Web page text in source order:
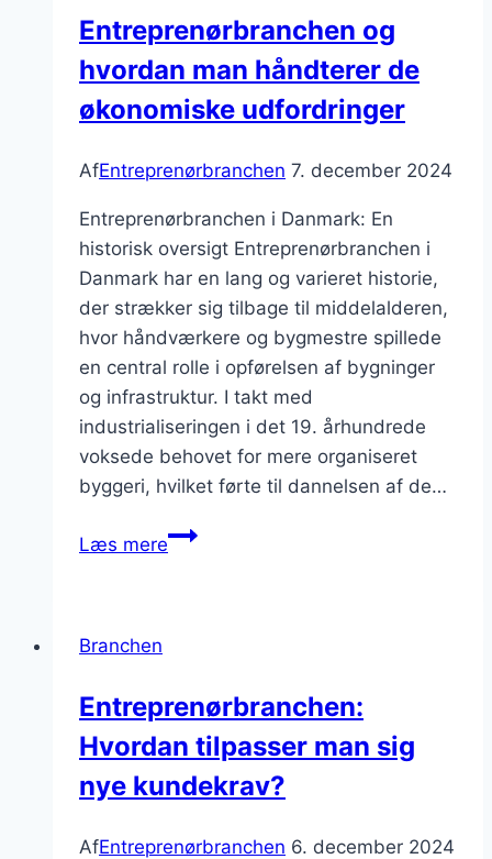
Entreprenørbranchen og
hvordan man håndterer de
økonomiske udfordringer
AfEntreprenørbranchen 7. december 2024
Entreprenørbranchen i Danmark: En
historisk oversigt Entreprenørbranchen i
Danmark har en lang og varieret historie,
der strækker sig tilbage til middelalderen,
hvor håndværkere og bygmestre spillede
en central rolle i opførelsen af bygninger
og infrastruktur. I takt med
industrialiseringen i det 19. århundrede
voksede behovet for mere organiseret
byggeri, hvilket førte til dannelsen af de…
Læs mereEntreprenørbranchen
økonomiske
udfordringer
Branchen
Entreprenørbranchen:
Hvordan tilpasser man sig
nye kundekrav?
AfEntreprenørbranchen 6. december 2024